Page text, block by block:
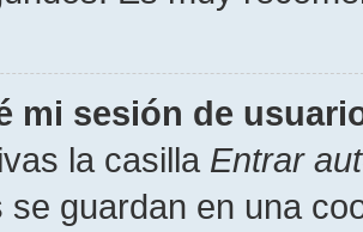
mi sesión de
la casilla Entrar
se guardan en una